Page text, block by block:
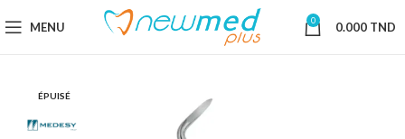
MENU 0 0.000 TND
ÉPUISÉ